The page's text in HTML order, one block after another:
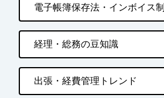
電子帳簿保存法・インボイス
経理・総務の豆知識
出張・経費管理トレンド